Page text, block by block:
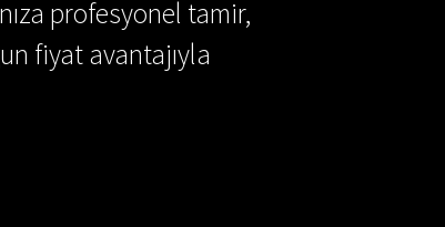
profesyonel tamir,
fiyat avantajıyla